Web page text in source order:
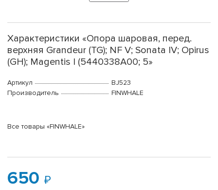
Характеристики «Опора шаровая, перед.
верхняя Grandeur (TG); NF V; Sonata IV; Opirus
(GH); Magentis I (5440338A00; 5»
Артикул
BJ523
Производитель
FINWHALE
Все товары «FINWHALE»
650